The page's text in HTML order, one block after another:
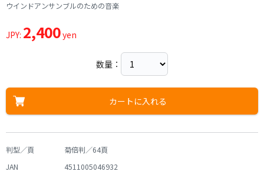
ウインドアンサンブルのための音楽
JPY: 2,400yen
数量：
カートに入れる
判型／頁
菊倍判／64頁
JAN
4511005046932